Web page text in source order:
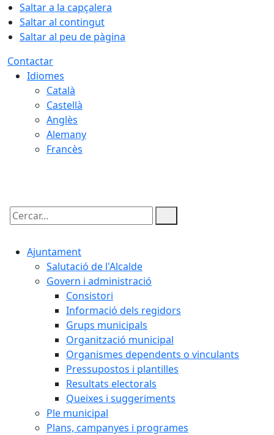
Saltar a la capçalera
Saltar al contingut
Saltar al peu de pàgina
Contactar
Idiomes
Català
Castellà
Anglès
Alemany
Francès
Cercar:
Ajuntament
Salutació de l'Alcalde
Govern i administració
Consistori
Informació dels regidors
Grups municipals
Organització municipal
Organismes dependents o vinculants
Pressupostos i plantilles
Resultats electorals
Queixes i suggeriments
Ple municipal
Plans, campanyes i programes